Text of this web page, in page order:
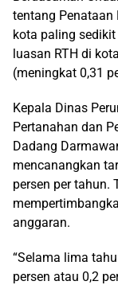
tentang Penataan
kota paling
luasan RTH di
(meningkat 0,31
Kepala Dinas
Pertanahan dan
Dadang
mencanangkan
persen per tahun.
anggaran.
“Selama lima
persen atau 0,2